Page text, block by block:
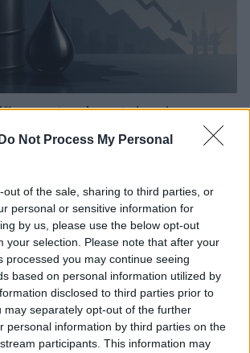
Do Not Process My Personal
out of the sale, sharing to third parties, or
personal or sensitive information for
by us, please use the below opt-out
your selection. Please note that after your
processed you may continue seeing
based on personal information utilized by
disclosed to third parties prior to
may separately opt-out of the further
personal information by third parties on the
participants. This information may
y arrastra a las materias primas